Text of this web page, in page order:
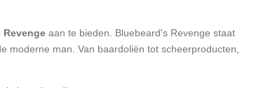
Revenge aan te bieden. Bluebeard's Revenge staat
moderne man. Van baardoliën tot scheerproducten,